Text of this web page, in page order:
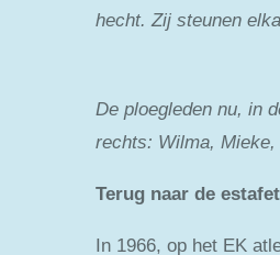
hecht.Zij steunen
De ploegleden nu, in
rechts: Wilma,
Terug naar de
In 1966, op het EK